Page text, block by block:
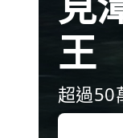
王
超過50